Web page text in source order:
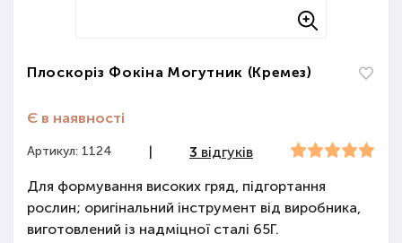
Плоскоріз Фокіна Могутник (Кремез)
Є в наявності
Артикул: 1124 | 3 відгуків
Для формування високих гряд, підгортання
рослин; оригінальний інструмент від виробника,
виготовлений із надміцної сталі 65Г.